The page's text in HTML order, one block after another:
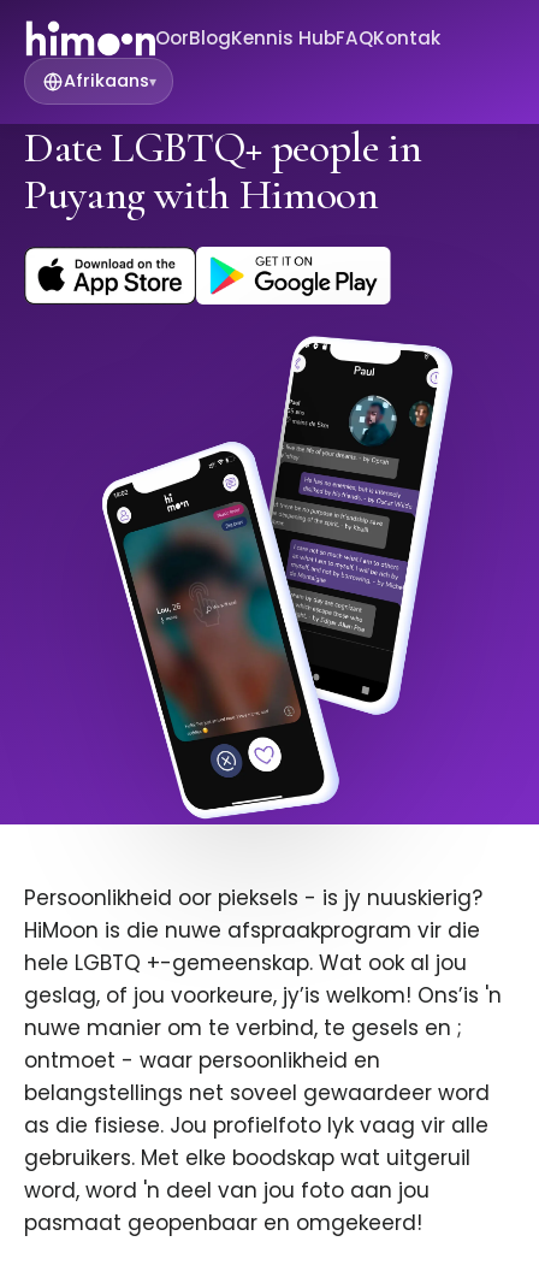
OorBlogKennis HubFAQKontak
Afrikaans▾
Date LGBTQ+ people in
Puyang with Himoon
Persoonlikheid oor pieksels - is jy nuuskierig?
HiMoon is die nuwe afspraakprogram vir die
hele LGBTQ +-gemeenskap. Wat ook al jou
geslag, of jou voorkeure, jy’is welkom! Ons’is 'n
nuwe manier om te verbind, te gesels en ;
ontmoet - waar persoonlikheid en
belangstellings net soveel gewaardeer word
as die fisiese. Jou profielfoto lyk vaag vir alle
gebruikers. Met elke boodskap wat uitgeruil
word, word 'n deel van jou foto aan jou
pasmaat geopenbaar en omgekeerd!